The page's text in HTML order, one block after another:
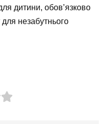
дитини, обов’язково
незабутнього